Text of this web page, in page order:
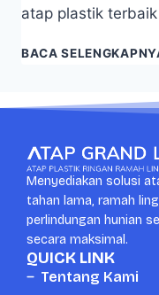
atap plastik
BACA
Menyediakan solusi
tahan lama, ramah
perlindungan hunian
secara maksimal.
QUICK LINK
Tentang Kami